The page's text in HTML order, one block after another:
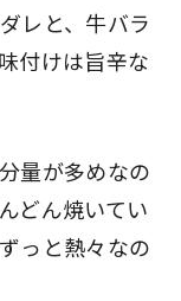
レと、牛バラ
付けは旨辛な
量が多めなの
どん焼いてい
っと熱々なの